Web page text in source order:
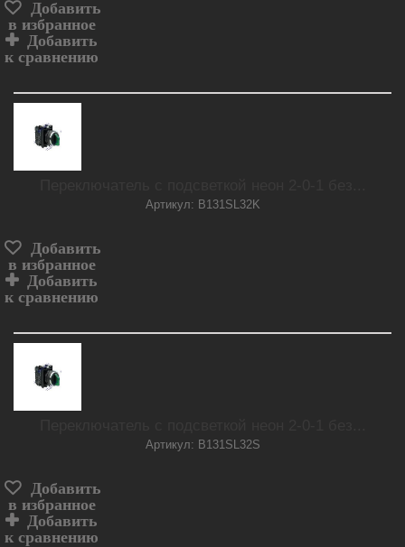
Добавить
в избранное
Добавить
к сравнению
Артикул: B131SL32K
Добавить
в избранное
Добавить
к сравнению
Артикул: B131SL32S
Добавить
в избранное
Добавить
к сравнению